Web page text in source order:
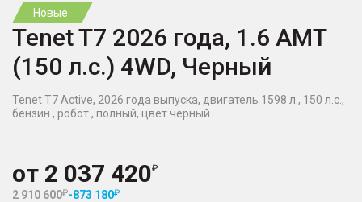
Новые
Tenet T7 2026 года, 1.6 AMT
(150 л.с.) 4WD, Черный
Tenet T7 Active, 2026 года выпуска, двигатель 1598 л., 150 л.с.,
бензин , робот , полный, цвет черный
от 2 037 420
2 910 600 -873 180